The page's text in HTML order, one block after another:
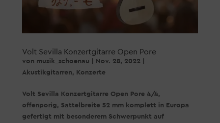
Volt Sevilla Konzertgitarre Open Pore
von musik_schoenau Nov. 28, 2022
Akustikgitarren, Konzerte
Volt Sevilla Konzertgitarre Open Pore 4/4,
offenporig, Sattelbreite 52 mm komplett in Europa
gefertigt mit besonderem Schwerpunkt auf